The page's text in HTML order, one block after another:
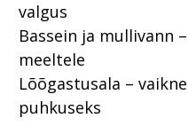
valgus
Bassein ja mullivann
meeltele
Lõõgastusala –
puhkuseks